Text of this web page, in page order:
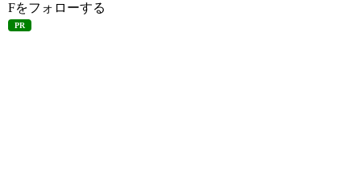
Fをフォローする
PR